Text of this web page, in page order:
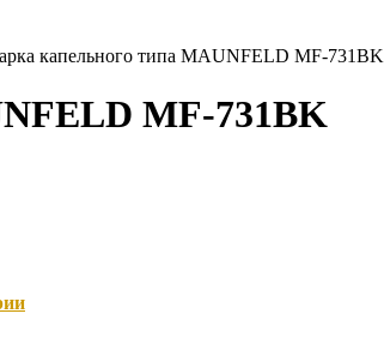
капельного типа MAUNFELD MF-731BK
MF-731BK